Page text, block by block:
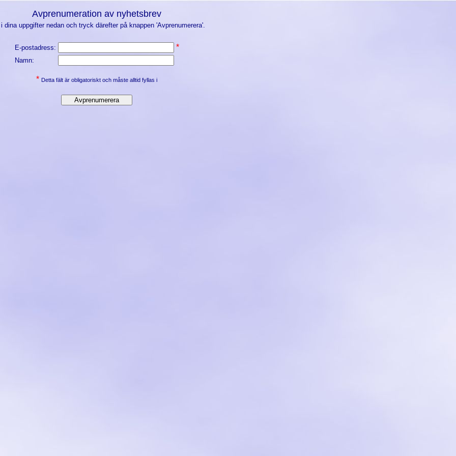
Avprenumeration av nyhetsbrev
dina uppgifter nedan och tryck därefter på knappen 'Avprenumerera'.
E-postadress: *
Namn:
* Detta fält är obligatoriskt och måste alltid fyllas i